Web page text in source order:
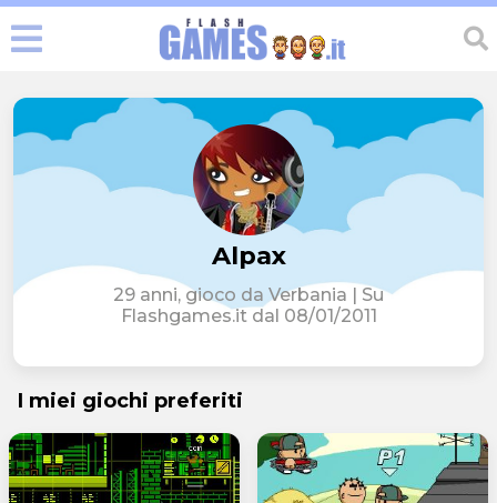
Alpax
29 anni, gioco da Verbania | Su
Flashgames.it dal 08/01/2011
I miei giochi preferiti